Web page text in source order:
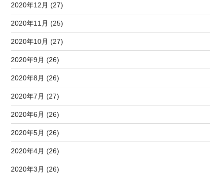
2020年12月 (27)
2020年11月 (25)
2020年10月 (27)
2020年9月 (26)
2020年8月 (26)
2020年7月 (27)
2020年6月 (26)
2020年5月 (26)
2020年4月 (26)
2020年3月 (26)